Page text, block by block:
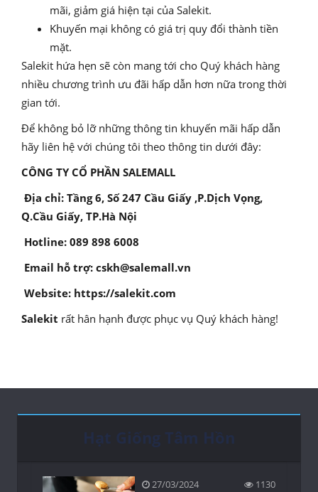
mãi, giảm giá hiện tại của Salekit.
Khuyến mại không có giá trị quy đổi thành tiền
mặt.
Salekit hứa hẹn sẽ còn mang tới cho Quý khách hàng
nhiều chương trình ưu đãi hấp dẫn hơn nữa trong thời
gian tới.
Để không bỏ lỡ những thông tin khuyến mãi hấp dẫn
hãy liên hệ với chúng tôi theo thông tin dưới đây:
CÔNG TY CỔ PHẦN SALEMALL
Địa chỉ: Tầng 6, Số 247 Cầu Giấy ,P.Dịch Vọng,
Q.Cầu Giấy, TP.Hà Nội
Hotline: 089 898 6008
Email hỗ trợ: cskh@salemall.vn
Website: https://salekit.com
Salekit rất hân hạnh được phục vụ Quý khách hàng!
Hạt Giống Tâm Hồn
27/03/2024 1130